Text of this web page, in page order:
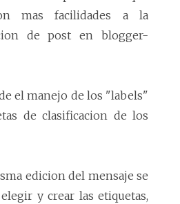
mas facilidades a la
de post en blogger-
el manejo de los "labels"
de clasificacion de los
edicion del mensaje se
y crear las etiquetas,